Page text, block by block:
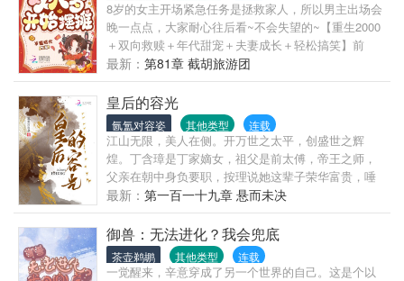
的沈泽川，蹲在篱笆墙下修篱笆，红着眼问：聂娘
子，可否换一碗水喝？
啸：我的小钱钱！还好还好，脖子上的玉里里面藏了
一个厨房空间。不过谁来告诉她面前这这成了精的土
罐是个啥？还有这个空间屋子开了门外面的水帘又
是……
8岁的女主开场紧急任务是拯救家人，所以男主出场会
晚一点点，大家耐心往后看~不会失望的~【重生2000
＋双向救赎＋年代甜宠＋夫妻成长＋轻松搞笑】前
世，来自江南的小镇做题家林惜锐，在家庭破碎、青
春期选择摆烂的时候，遇到了来自壮省山区，初中都
没毕业的学渣穷小子秦枫，从此被治愈，有他陪她经
历所有风雨，好不容易要过上好日子，却夫妻双双重
生回2000年。林惜锐：竟有这种好事？那第一件事必
须是救回前世早逝的她爸郑宏啊！从此还有什么原生
家庭的痛摆脱不了？然后专心搞钱！要求也不高，25
岁能财富自由，躺平退休就行（反正她管这叫“小富即
安”）秦枫：拼命赚钱找媳妇儿！给她遮风挡雨！林惜
锐：等等，这个黑瘦的猴子到底是谁啊？什么？我老
公？我的双开门呢？我卡颜的脸呢？行吧，再给你两
年机会长开，不然高中可就别怪我不承认咱俩的关系
最新： 第81章 截胡旅游团
皇后的容光
氤氲对容姿 其他类型 连载
江山无限，美人在侧。开万世之太平，创盛世之辉
煌。丁含璋是丁家嫡女，祖父是前太傅，帝王之师，
父亲在朝中身负要职，按理说她这辈子荣华富贵，唾
手可得。她还有个青梅竹马的表兄，若是姻缘天定，
那两家更是亲上加亲。就在她以为不过是宅门大院，
就此一生的时候，宫中却突然传来旨意，宣她入宫，
聘为帝王嫔妃。原来父母恩情，不是不还，只是时候
未到；父女情深，也敌不过滔天权势！既然入了宫，
最新： 第一百一十九章 悬而未决
御兽：无法进化？我会兜底
茶壶鹈鹕 其他类型 连载
一觉醒来，辛意穿成了另一个世界的自己。这是个以